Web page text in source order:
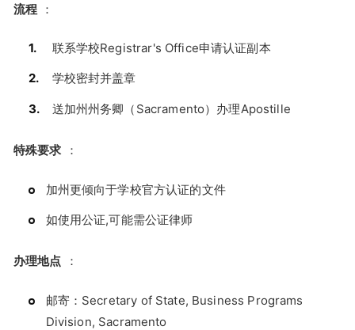
流程 ：
联系学校Registrar's Office申请认证副本
学校密封并盖章
送加州州务卿（Sacramento）办理Apostille
特殊要求 ：
加州更倾向于学校官方认证的文件
如使用公证,可能需公证律师
办理地点 ：
邮寄：Secretary of State, Business Programs
Division, Sacramento